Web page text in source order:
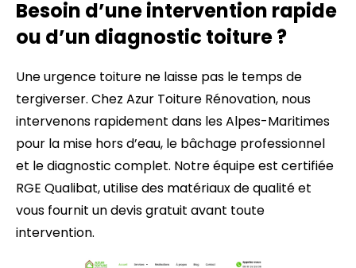
Besoin d’une intervention rapide
ou d’un diagnostic toiture ?
Une urgence toiture ne laisse pas le temps de
tergiverser. Chez Azur Toiture Rénovation, nous
intervenons rapidement dans les Alpes-Maritimes
pour la mise hors d’eau, le bâchage professionnel
et le diagnostic complet. Notre équipe est certifiée
RGE Qualibat, utilise des matériaux de qualité et
vous fournit un devis gratuit avant toute
intervention.